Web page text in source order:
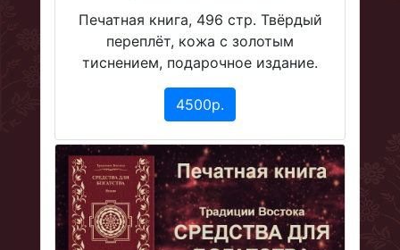
Печатная книга, 496 стр. Твёрдый
переплёт, кожа с золотым
тиснением, подарочное издание.
4500р.